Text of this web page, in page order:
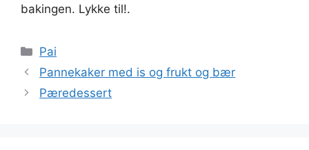
bakingen. Lykke til!.
Kategorier
Pai
Pannekaker med is og frukt og bær
Pæredessert